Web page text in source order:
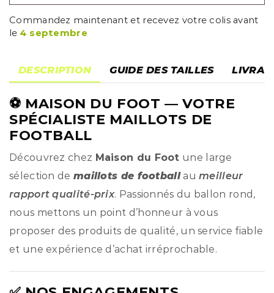
Commandez maintenant et recevez votre colis avant
le 4 septembre
DESCRIPTION GUIDE DES TAILLES
⚽ MAISON DU FOOT — VOTRE
SPÉCIALISTE MAILLOTS DE
FOOTBALL
Découvrez chez Maison du Foot une large
sélection de maillots de footballaumeilleur
rapport qualité-prix. Passionnés du ballon rond,
nous mettons un point d’honneur à vous
proposer des produits de qualité, un service fiable
et une expérience d’achat irréprochable.